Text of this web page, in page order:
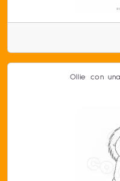
Ollie con